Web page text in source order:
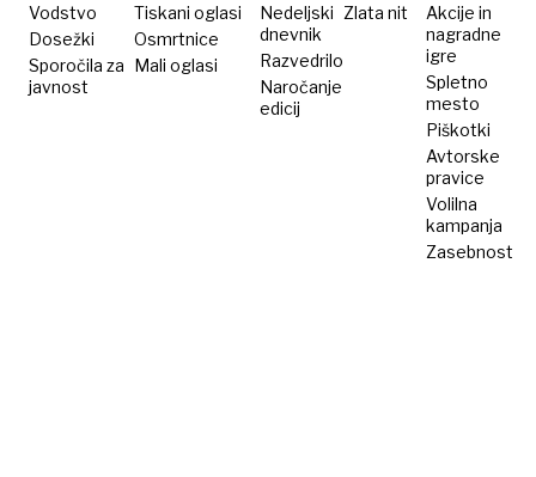
Vodstvo
Dosežki
Sporočila za
javnost
Tiskani oglasi
Osmrtnice
Mali oglasi
Nedeljski
dnevnik
Razvedrilo
Naročanje
edicij
Zlata nit
Akcije in
nagradne
igre
Spletno
mesto
Piškotki
Avtorske
pravice
Volilna
kampanja
Zasebnost